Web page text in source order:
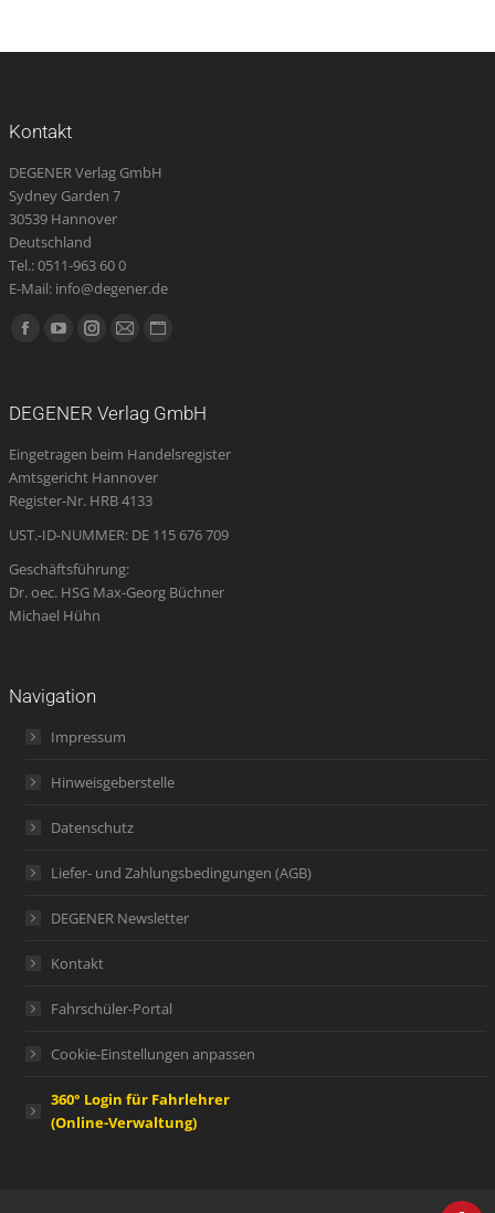
Kontakt
DEGENER Verlag GmbH
Sydney Garden 7
30539 Hannover
Deutschland
Tel.: 0511-963 60 0
E-Mail: info@degener.de
Finden Sie uns auf:
Facebook
in
new
window
YouTube
in
new
window
Instagram
in
new
window
E-
opens
in
new
window
Website
in
new
DEGENER Verlag GmbH
Eingetragen beim Handelsregister
Amtsgericht Hannover
Register-Nr. HRB 4133
UST.-ID-NUMMER: DE 115 676 709
Geschäftsführung:
Dr. oec. HSG Max-Georg Büchner
Michael Hühn
Navigation
Impressum
Hinweisgeberstelle
Datenschutz
Liefer- und Zahlungsbedingungen (AGB)
DEGENER Newsletter
Kontakt
Fahrschüler-Portal
Cookie-Einstellungen anpassen
360° Login für Fahrlehrer
(Online-Verwaltung)